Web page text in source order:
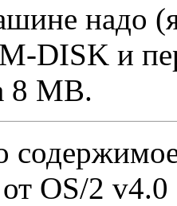
надо
DISK и
8 MB.
OS/2